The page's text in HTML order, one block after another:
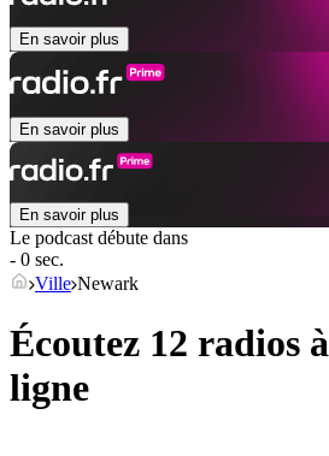
En savoir plus
En savoir plus
En savoir plus
Le podcast débute dans
- 0 sec.
Ville Newark
Écoutez 12 radios à
ligne